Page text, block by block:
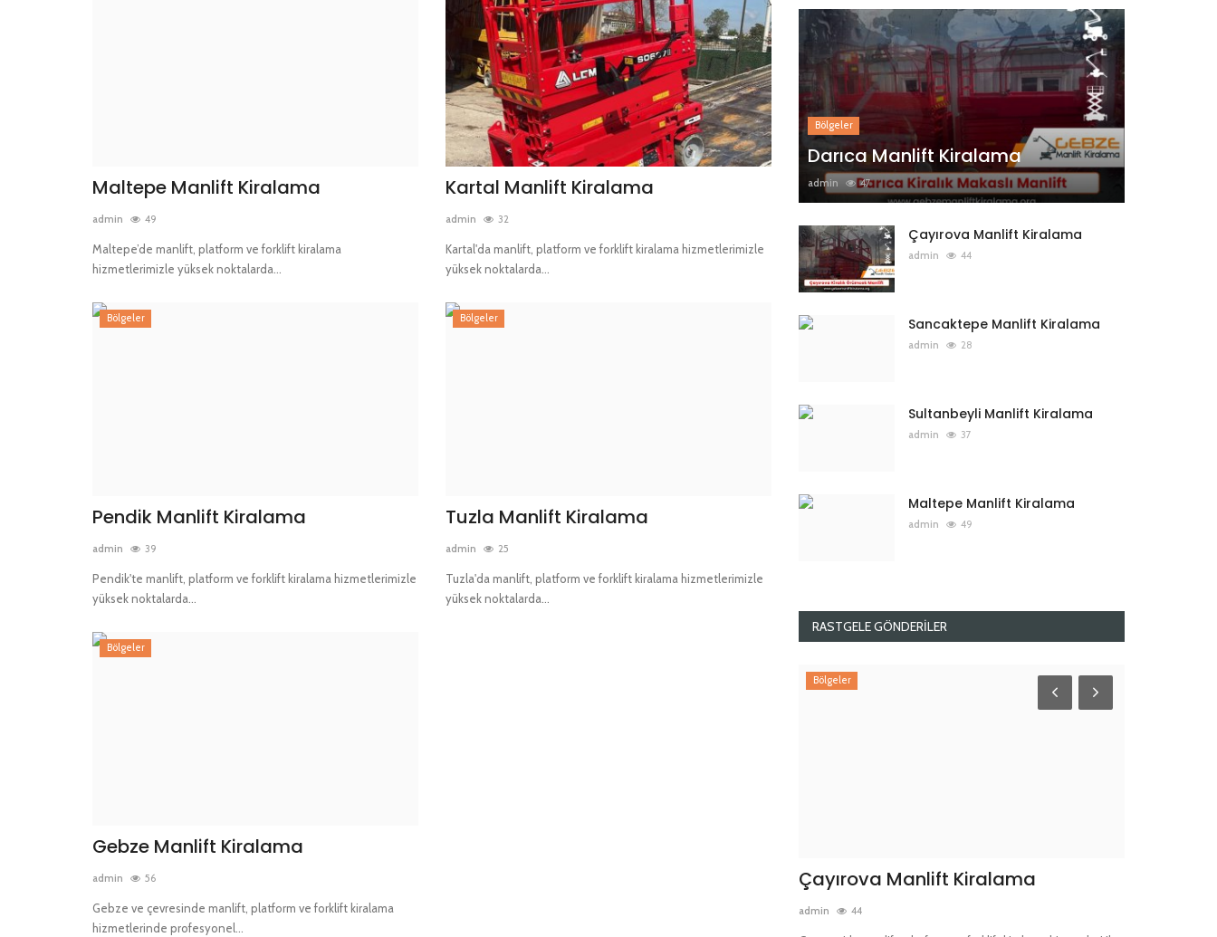
Maltepe Manlift Kiralama
admin 49
Maltepe’de manlift, platform ve forklift kiralama
hizmetlerimizle yüksek noktalarda...
Kartal Manlift Kiralama
admin 32
Kartal'da manlift, platform ve forklift kiralama hizmetlerimizle
yüksek noktalarda...
Bölgeler
Pendik Manlift Kiralama
admin 39
Pendik'te manlift, platform ve forklift kiralama hizmetlerimizle
yüksek noktalarda...
Bölgeler
Tuzla Manlift Kiralama
admin 25
Tuzla'da manlift, platform ve forklift kiralama hizmetlerimizle
yüksek noktalarda...
Bölgeler
Gebze Manlift Kiralama
admin 56
Gebze ve çevresinde manlift, platform ve forklift kiralama
hizmetlerinde profesyonel...
Bölgeler
Darıca Manlift Kiralama
admin 47
Çayırova Manlift Kiralama
admin 44
Sancaktepe Manlift Kiralama
admin 28
Sultanbeyli Manlift Kiralama
admin 37
Maltepe Manlift Kiralama
admin 49
RASTGELE GÖNDERILER
Kartal Manlift Kiralama
admin 32
Bölgeler
Çayırova Manlift Kiralama
admin 44